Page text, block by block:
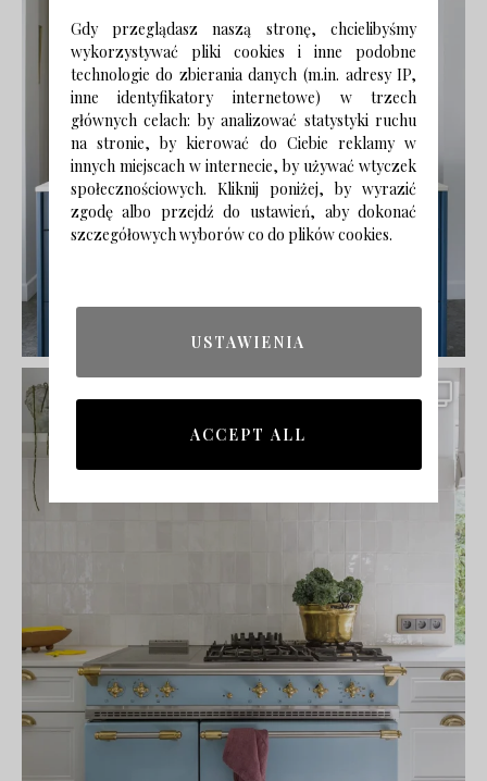
Gdy przeglądasz naszą stronę, chcielibyśmy
wykorzystywać pliki cookies i inne podobne
technologie do zbierania danych (m.in. adresy IP,
inne identyfikatory internetowe) w trzech
głównych celach: by analizować statystyki ruchu
na stronie, by kierować do Ciebie reklamy w
innych miejscach w internecie, by używać wtyczek
społecznościowych. Kliknij poniżej, by wyrazić
zgodę albo przejdź do ustawień, aby dokonać
szczegółowych wyborów co do plików cookies.
USTAWIENIA
ACCEPT ALL